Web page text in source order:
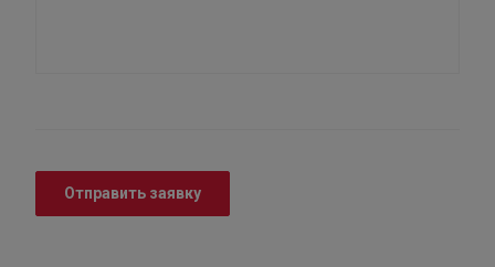
Отправить заявку